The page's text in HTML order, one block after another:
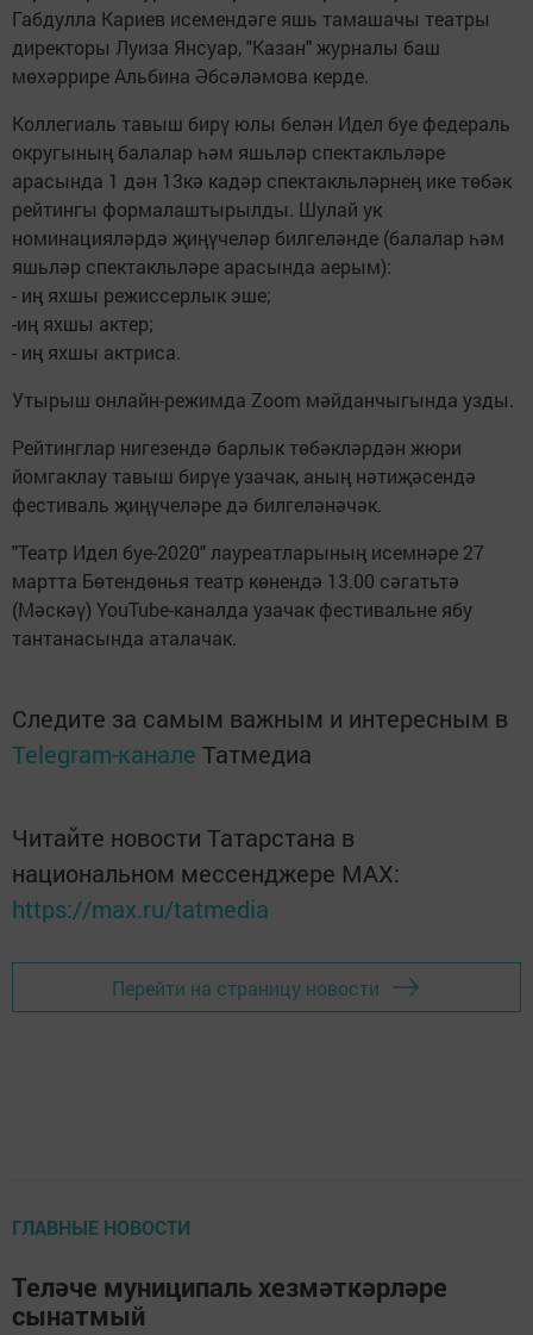
Габдулла Кариев исемендәге яшь тамашачы театры
директоры Луиза Янсуар, "Казан" журналы баш
мөхәррире Альбина Әбсәләмова керде.
Коллегиаль тавыш бирү юлы белән Идел буе федераль
округының балалар һәм яшьләр спектакльләре
арасында 1 дән 13кә кадәр спектакльләрнең ике төбәк
рейтингы формалаштырылды. Шулай ук
номинацияләрдә җиңүчеләр билгеләнде (балалар һәм
яшьләр спектакльләре арасында аерым):
- иң яхшы режиссерлык эше;
-иң яхшы актер;
- иң яхшы актриса.
Утырыш онлайн-режимда Zoom мәйданчыгында узды.
Рейтинглар нигезендә барлык төбәкләрдән жюри
йомгаклау тавыш бирүе узачак, аның нәтиҗәсендә
фестиваль җиңүчеләре дә билгеләнәчәк.
"Театр Идел буе-2020" лауреатларының исемнәре 27
мартта Бөтендөнья театр көнендә 13.00 сәгатьтә
(Мәскәү) YouTube-каналда узачак фестивальне ябу
тантанасында аталачак.
Следите за самым важным и интересным в
Telegram-канале Татмедиа
Читайте новости Татарстана в
национальном мессенджере MАХ:
https://max.ru/tatmedia
Перейти на страницу новости
ГЛАВНЫЕ НОВОСТИ
Теләче муниципаль хезмәткәрләре
сынатмый